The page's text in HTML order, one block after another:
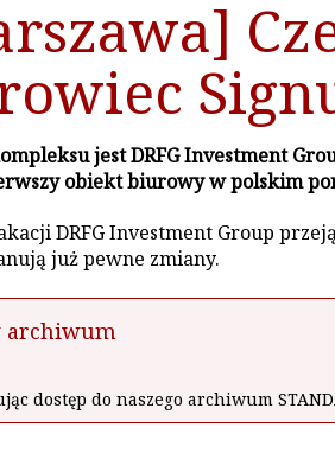
jest DRFG Investment
obiekt biurowy w polskim
DRFG Investment Group
już pewne zmiany.
archiwum
dostęp do naszego archiwum